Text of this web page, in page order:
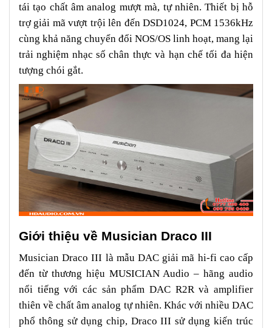
tái tạo chất âm analog mượt mà, tự nhiên. Thiết bị hỗ
trợ giải mã vượt trội lên đến DSD1024, PCM 1536kHz
cùng khả năng chuyển đổi NOS/OS linh hoạt, mang lại
trải nghiệm nhạc số chân thực và hạn chế tối đa hiện
tượng chói gắt.
Giới thiệu về Musician Draco III
Musician Draco III là mẫu DAC giải mã hi-fi cao cấp
đến từ thương hiệu MUSICIAN Audio – hãng audio
nổi tiếng với các sản phẩm DAC R2R và amplifier
thiên về chất âm analog tự nhiên. Khác với nhiều DAC
phổ thông sử dụng chip, Draco III sử dụng kiến trúc